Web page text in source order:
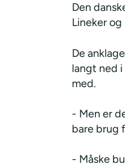
Den
Lineker
De
langt ned i
med.
- Men er
bare brug
- Måske